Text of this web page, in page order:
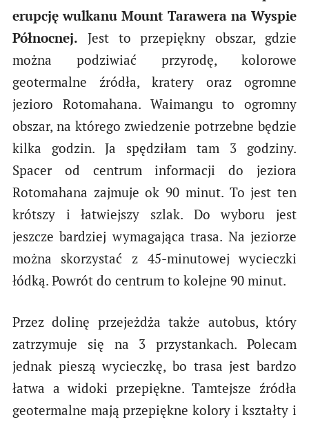
erupcję wulkanu Mount Tarawera na Wyspie
Północnej. Jest to przepiękny obszar, gdzie
można podziwiać przyrodę, kolorowe
geotermalne źródła, kratery oraz ogromne
jezioro Rotomahana. Waimangu to ogromny
obszar, na którego zwiedzenie potrzebne będzie
kilka godzin. Ja spędziłam tam 3 godziny.
Spacer od centrum informacji do jeziora
Rotomahana zajmuje ok 90 minut. To jest ten
krótszy i łatwiejszy szlak. Do wyboru jest
jeszcze bardziej wymagająca trasa. Na jeziorze
można skorzystać z 45-minutowej wycieczki
łódką. Powrót do centrum to kolejne 90 minut.
Przez dolinę przejeżdża także autobus, który
zatrzymuje się na 3 przystankach. Polecam
jednak pieszą wycieczkę, bo trasa jest bardzo
łatwa a widoki przepiękne. Tamtejsze źródła
geotermalne mają przepiękne kolory i kształty i